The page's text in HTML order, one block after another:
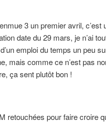
3 un premier avril, c’est
date du 29 mars, je n’ai
emploi du temps un peu
mais comme ce n’est pas
ça sent plutôt bon !
retouchées pour faire croire